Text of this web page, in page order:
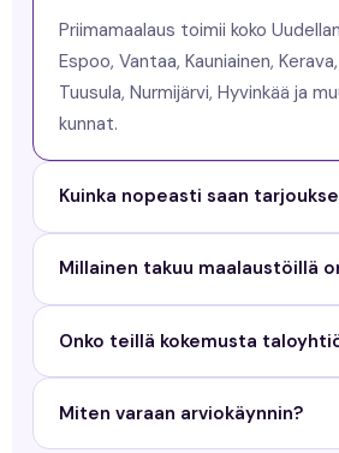
Priimamaalaus toimii koko
Espoo, Vantaa, Kauniainen,
Tuusula, Nurmijärvi, Hyvinkää ja
kunnat.
Kuinka nopeasti saan
maksuttomalla arviokäynnillä ja
kirjallisen tarjouksen.
Millainen takuu maalaustöillä
maalaustöille ja 5 vuoden takuun
pinnoitukselle.
Onko teillä kokemusta
taloyhtiöille. Meillä on kokemusta
Miten varaan arviokäynnin?